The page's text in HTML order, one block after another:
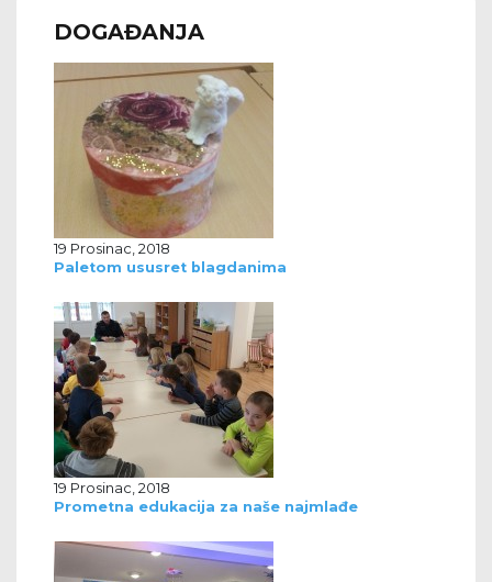
DOGAĐANJA
19 Prosinac, 2018
Paletom ususret blagdanima
19 Prosinac, 2018
Prometna edukacija za naše najmlađe